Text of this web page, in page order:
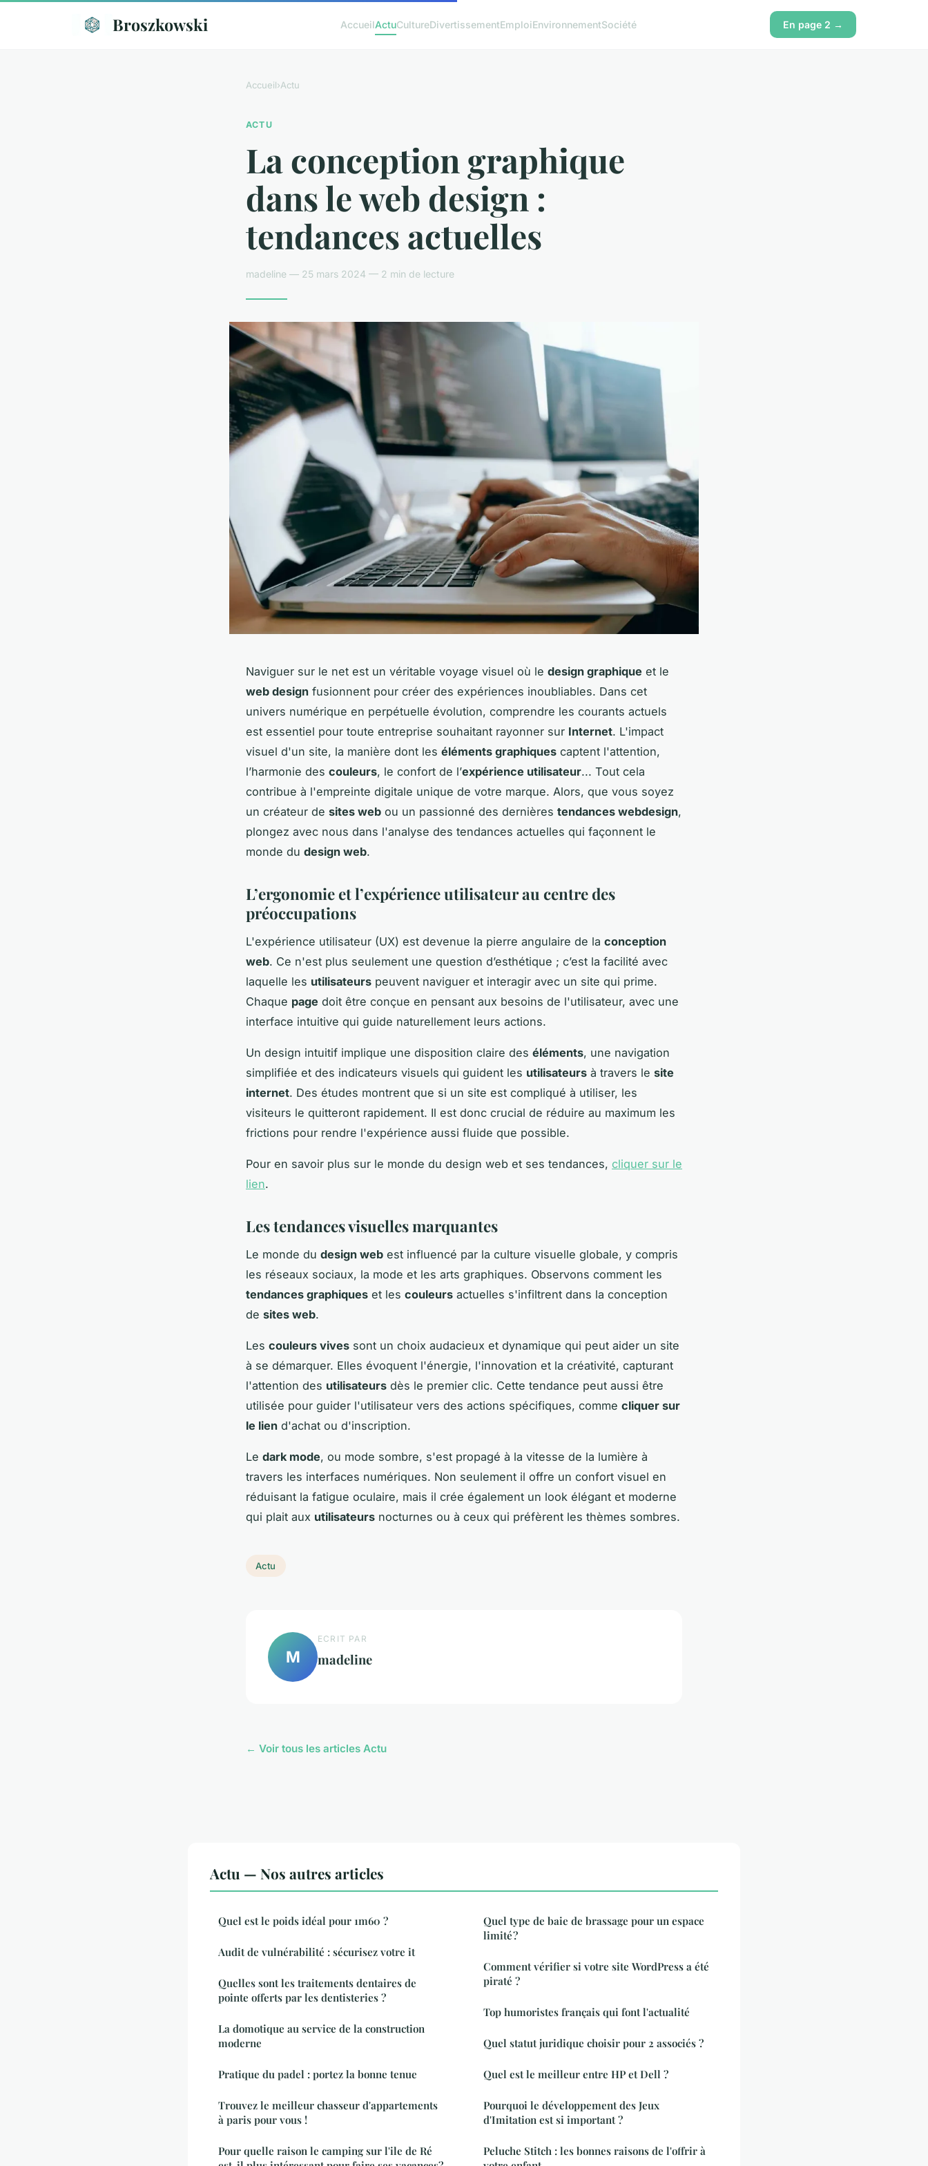
Broszkowski AccueilActuCultureDivertissementEmploiEnvironnementSociété En page 2 →
Accueil›Actu
ACTU
La conception graphique
dans le web design :
tendances actuelles
madeline — 25 mars 2024 — 2 min de lecture
Naviguer sur le net est un véritable voyage visuel où le design graphique et le
web design fusionnent pour créer des expériences inoubliables. Dans cet
univers numérique en perpétuelle évolution, comprendre les courants actuels
est essentiel pour toute entreprise souhaitant rayonner sur Internet. L'impact
visuel d'un site, la manière dont les éléments graphiques captent l'attention,
l’harmonie des couleurs, le confort de l’expérience utilisateur... Tout cela
contribue à l'empreinte digitale unique de votre marque. Alors, que vous soyez
un créateur de sites web ou un passionné des dernières tendances webdesign,
plongez avec nous dans l'analyse des tendances actuelles qui façonnent le
monde du design web.
L’ergonomie et l’expérience utilisateur au centre des
préoccupations
L'expérience utilisateur (UX) est devenue la pierre angulaire de la conception
web. Ce n'est plus seulement une question d’esthétique ; c’est la facilité avec
laquelle les utilisateurs peuvent naviguer et interagir avec un site qui prime.
Chaque page doit être conçue en pensant aux besoins de l'utilisateur, avec une
interface intuitive qui guide naturellement leurs actions.
Un design intuitif implique une disposition claire des éléments, une navigation
simplifiée et des indicateurs visuels qui guident les utilisateurs à travers le site
internet. Des études montrent que si un site est compliqué à utiliser, les
visiteurs le quitteront rapidement. Il est donc crucial de réduire au maximum les
frictions pour rendre l'expérience aussi fluide que possible.
Pour en savoir plus sur le monde du design web et ses tendances, cliquer sur le
lien.
Les tendances visuelles marquantes
Le monde du design web est influencé par la culture visuelle globale, y compris
les réseaux sociaux, la mode et les arts graphiques. Observons comment les
tendances graphiques et les couleurs actuelles s'infiltrent dans la conception
de sites web.
Les couleurs vives sont un choix audacieux et dynamique qui peut aider un site
à se démarquer. Elles évoquent l'énergie, l'innovation et la créativité, capturant
l'attention des utilisateurs dès le premier clic. Cette tendance peut aussi être
utilisée pour guider l'utilisateur vers des actions spécifiques, comme cliquer sur
le lien d'achat ou d'inscription.
Le dark mode, ou mode sombre, s'est propagé à la vitesse de la lumière à
travers les interfaces numériques. Non seulement il offre un confort visuel en
réduisant la fatigue oculaire, mais il crée également un look élégant et moderne
qui plait aux utilisateurs nocturnes ou à ceux qui préfèrent les thèmes sombres.
Actu
M
ECRIT PAR
madeline
← Voir tous les articles Actu
Actu — Nos autres articles
Quel est le poids idéal pour 1m60 ?
Audit de vulnérabilité : sécurisez votre it
Quelles sont les traitements dentaires de
pointe offerts par les dentisteries ?
La domotique au service de la construction
moderne
Pratique du padel : portez la bonne tenue
Trouvez le meilleur chasseur d'appartements
à paris pour vous !
Pour quelle raison le camping sur l'ile de Ré
Quel type de baie de brassage pour un espace
limité ?
Comment vérifier si votre site WordPress a été
piraté ?
Top humoristes français qui font l'actualité
Quel statut juridique choisir pour 2 associés ?
Quel est le meilleur entre HP et Dell ?
Pourquoi le développement des Jeux
d'Imitation est si important ?
Peluche Stitch : les bonnes raisons de l'offrir à